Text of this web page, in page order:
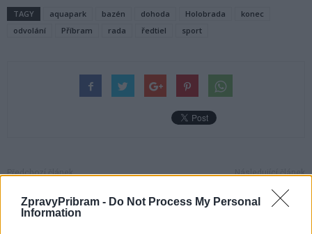
ZpravyPribram - Do Not Process My Personal
Information
TAGY aquapark bazén dohoda Holobrada
konec
odvolání
Příbram rada ředtiel sport
Předchozí článek
se to nesmí
Následující článek
Červnový Den sportu nabídne
několik desítek sportovních